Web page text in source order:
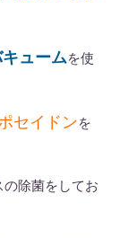
キュームを使
セイドンを
の除菌をしてお